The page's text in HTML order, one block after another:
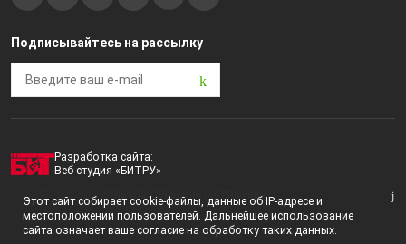
Подписывайтесь на рассылку
Разработка сайта:
Веб-студия «БИТРУ»
2023 © i-market |
Пользовательское соглашение
Политика конфиденциальности
Этот сайт собирает cookie-файлы, данные об IP-адресе и
местоположении пользователей. Дальнейшее использование
сайта означает ваше согласие на обработку таких данных.